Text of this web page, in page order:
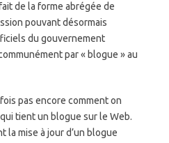
de la forme abrégée de
pouvant désormais
du gouvernement
par « blogue » au
pas encore comment on
tient un blogue sur le Web.
la mise à jour d’un blogue